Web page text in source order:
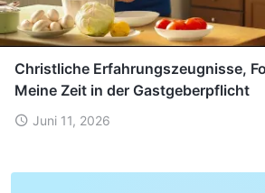
Christliche Erfahrungszeugnisse,
Meine Zeit in der Gastgeberpflicht
Juni 11, 2026